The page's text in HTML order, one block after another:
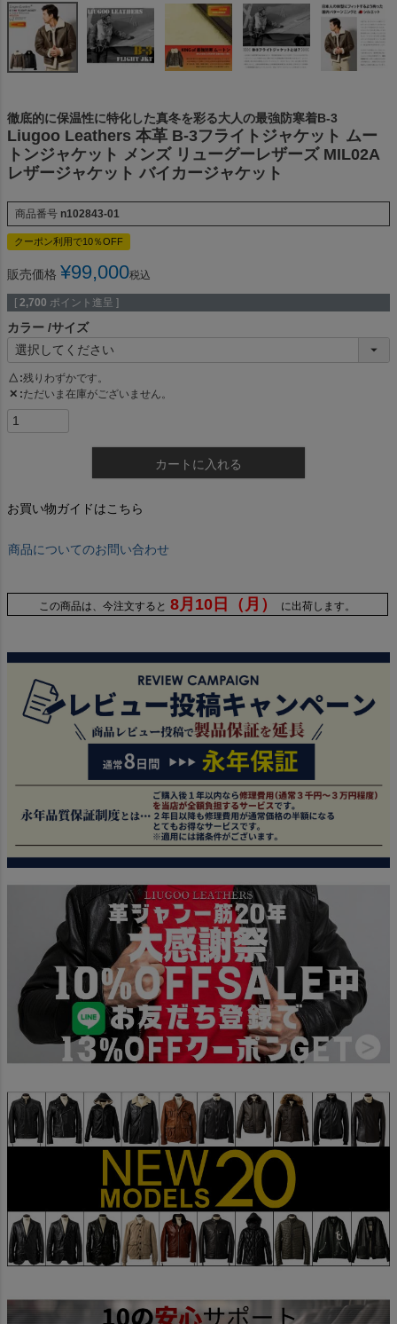
徹底的に保温性に特化した真冬を彩る大人の最強防寒着B-3
Liugoo Leathers 本革 B-3フライトジャケット ムー
トンジャケット メンズ リューグーレザーズ MIL02A
レザージャケット バイカージャケット
商品番号 n102843-01
クーポン利用で10％OFF
販売価格 ¥99,000税込
[ 2,700 ポイント進呈 ]
カラー サイズ
△ 残りわずかです。
✕ ただいま在庫がございません。
カートに入れる
お買い物ガイドはこちら
商品についてのお問い合わせ